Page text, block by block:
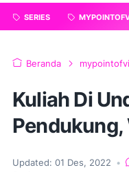
SERIES
Beranda
Kuliah Di
Pendukung,
Updated: 01 Des, 2022 •